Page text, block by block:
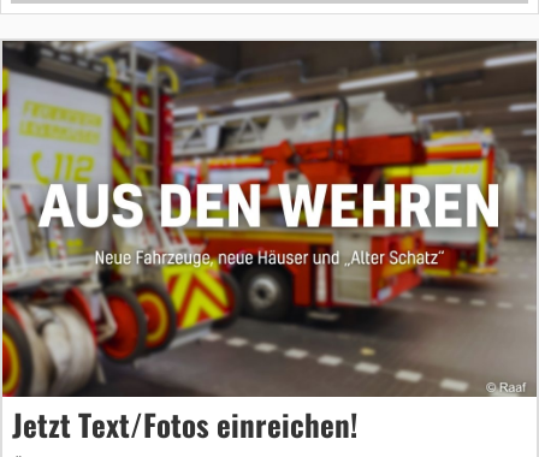
Jetzt Text/Fotos einreichen!